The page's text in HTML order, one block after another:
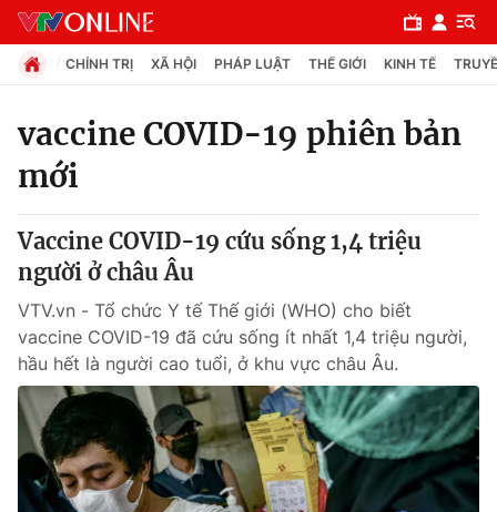
Chuyên mục
Chính trị
Xã hội
Pháp luật
Y tế
Thế giới
CHÍNH TRỊ XÃ HỘI PHÁP LUẬT THẾ GIỚI KINH TẾ
vaccine COVID-19 phiên bản
mới
Vaccine COVID-19 cứu sống 1,4 triệu
người ở châu Âu
VTV.vn - Tổ chức Y tế Thế giới (WHO) cho biết
vaccine COVID-19 đã cứu sống ít nhất 1,4 triệu người,
hầu hết là người cao tuổi, ở khu vực châu Âu.